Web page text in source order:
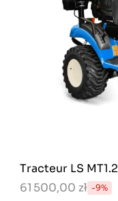
Tracteur LS
61 500,00 zł -9%